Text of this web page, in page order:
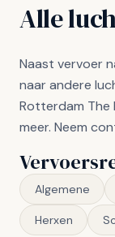
Alle
Naast vervoer
naar andere
Rotterdam The
meer. Neem
Algemene
Herxen